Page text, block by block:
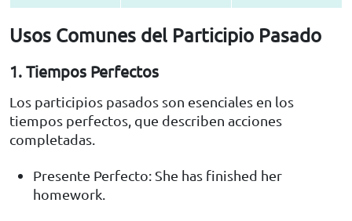
Usos Comunes del Participio Pasado
1. Tiempos Perfectos
Los participios pasados son esenciales en los
tiempos perfectos, que describen acciones
completadas.
Presente Perfecto: She has finished her
homework.